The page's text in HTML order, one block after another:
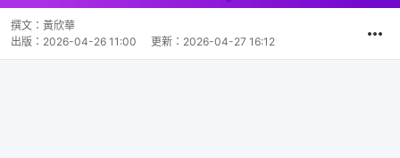
撰文： 黃欣華
出版： 2026-04-26 11:00 更新： 2026-04-27 16:12